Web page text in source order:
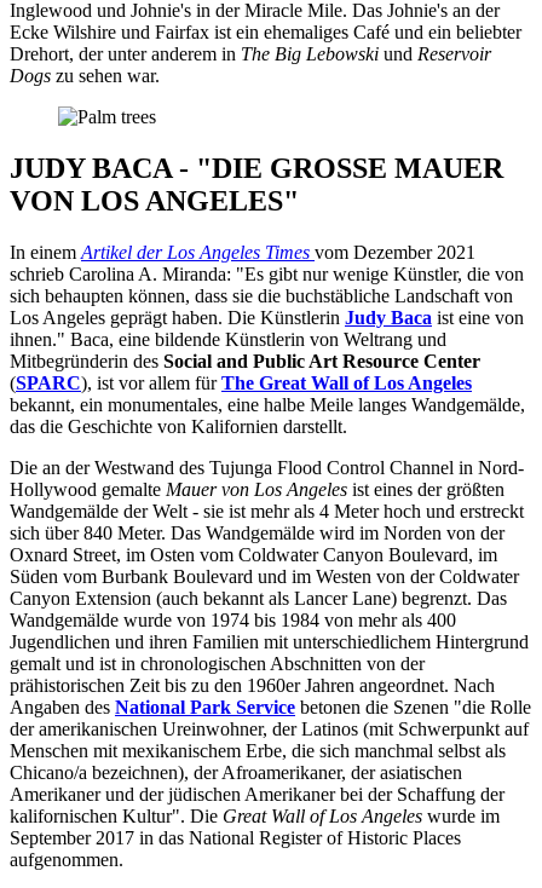
Inglewood und Johnie's in der Miracle Mile. Das Johnie's an der
Ecke Wilshire und Fairfax ist ein ehemaliges Café und ein beliebter
Drehort, der unter anderem in The Big Lebowski und Reservoir
Dogs zu sehen war.
JUDY BACA - "DIE GROSSE MAUER
VON LOS ANGELES"
In einem Artikel der Los Angeles Times vom Dezember 2021
schrieb Carolina A. Miranda: "Es gibt nur wenige Künstler, die von
sich behaupten können, dass sie die buchstäbliche Landschaft von
Los Angeles geprägt haben. Die Künstlerin Judy Baca ist eine von
ihnen." Baca, eine bildende Künstlerin von Weltrang und
Mitbegründerin des Social and Public Art Resource Center
(SPARC), ist vor allem fürThe Great Wall of Los Angeles
bekannt, ein monumentales, eine halbe Meile langes Wandgemälde,
das die Geschichte von Kalifornien darstellt.
Die an der Westwand des Tujunga Flood Control Channel in Nord-
Hollywood gemalte Mauer von Los Angeles ist eines der größten
Wandgemälde der Welt - sie ist mehr als 4 Meter hoch und erstreckt
sich über 840 Meter. Das Wandgemälde wird im Norden von der
Oxnard Street, im Osten vom Coldwater Canyon Boulevard, im
Süden vom Burbank Boulevard und im Westen von der Coldwater
Canyon Extension (auch bekannt als Lancer Lane) begrenzt. Das
Wandgemälde wurde von 1974 bis 1984 von mehr als 400
Jugendlichen und ihren Familien mit unterschiedlichem Hintergrund
gemalt und ist in chronologischen Abschnitten von der
prähistorischen Zeit bis zu den 1960er Jahren angeordnet. Nach
Angaben des National Park Service betonen die Szenen "die Rolle
der amerikanischen Ureinwohner, der Latinos (mit Schwerpunkt auf
Menschen mit mexikanischem Erbe, die sich manchmal selbst als
Chicano/a bezeichnen), der Afroamerikaner, der asiatischen
Amerikaner und der jüdischen Amerikaner bei der Schaffung der
kalifornischen Kultur". Die Great Wall of Los Angeles wurde im
September 2017 in das National Register of Historic Places
aufgenommen.